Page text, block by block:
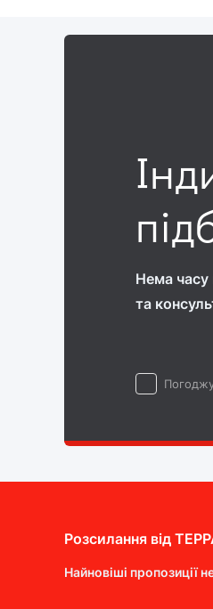
Нема часу
та
Розсилання від
Найновіші пропозиції